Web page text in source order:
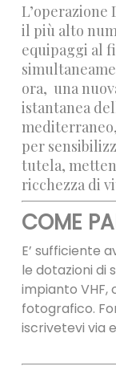
L’operazione
il più alto
equipaggi al
ora, una
istantanea
per
tutela,
ricchezza di
COME
E’ sufficiente
le dotazioni di
impianto
fotografico.
iscrivetevi via